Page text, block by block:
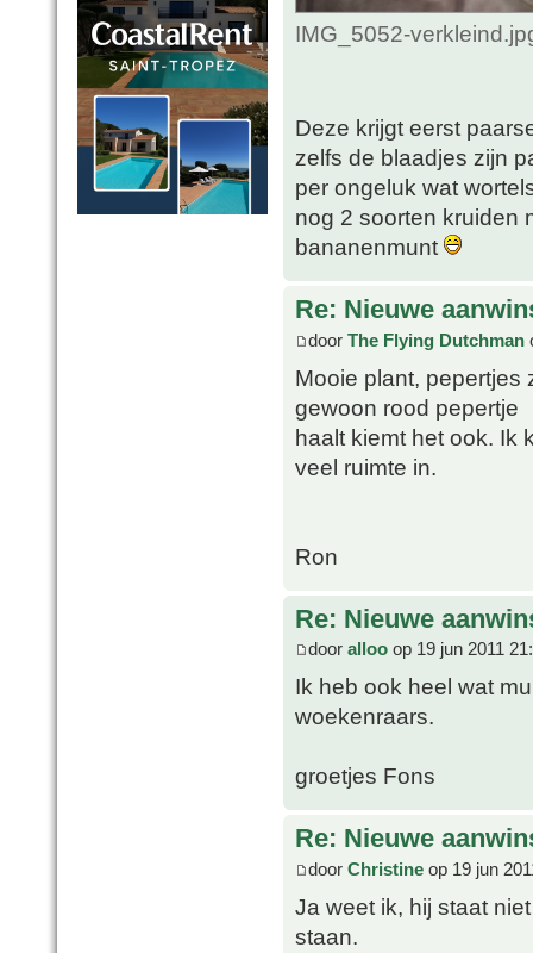
IMG_5052-
Deze krijgt eerst
zelfs de blaadjes zijn
per ongeluk wat
nog 2 soorten kruiden
bananenmunt
Re: Nieuwe
door The Flying Dutchman
Mooie plant, pepertjes
gewoon rood pepertje
haalt kiemt het ook. Ik
veel ruimte in.
Ron
Re: Nieuwe
door alloo op 19 jun 2011
Ik heb ook heel wat
woekenraars.
groetjes Fons
Re: Nieuwe
door Christine op 19 jun
Ja weet ik, hij staat
staan.